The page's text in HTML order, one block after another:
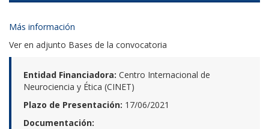
Más información
Ver en adjunto Bases de la convocatoria
Entidad Financiadora: Centro Internacional de
Neurociencia y Ética (CINET)
Plazo de Presentación: 17/06/2021
Documentación: